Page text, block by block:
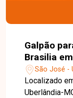
Galpão
Brasilia
São José -
Localizado
Uberlândia-